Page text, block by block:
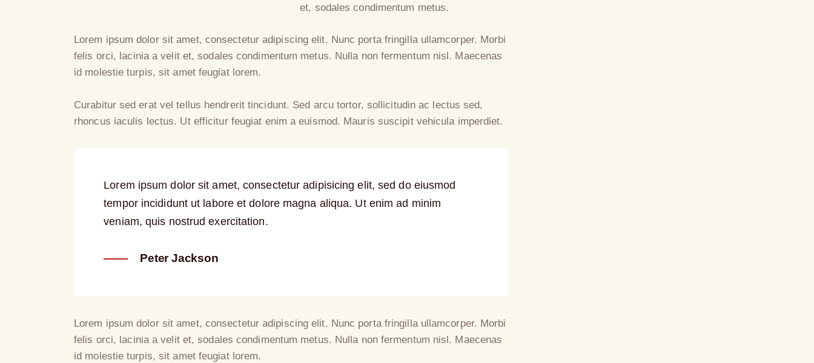
et, sodales condimentum metus.
Lorem ipsum dolor sit amet, consectetur adipiscing elit. Nunc porta fringilla ullamcorper. Morbi
felis orci, lacinia a velit et, sodales condimentum metus. Nulla non fermentum nisl. Maecenas
id molestie turpis, sit amet feugiat lorem.
Curabitur sed erat vel tellus hendrerit tincidunt. Sed arcu tortor, sollicitudin ac lectus sed,
rhoncus iaculis lectus. Ut efficitur feugiat enim a euismod. Mauris suscipit vehicula imperdiet.
Lorem ipsum dolor sit amet, consectetur adipisicing elit, sed do eiusmod
tempor incididunt ut labore et dolore magna aliqua. Ut enim ad minim
veniam, quis nostrud exercitation.
Peter Jackson
Lorem ipsum dolor sit amet, consectetur adipiscing elit. Nunc porta fringilla ullamcorper. Morbi
felis orci, lacinia a velit et, sodales condimentum metus. Nulla non fermentum nisl. Maecenas
id molestie turpis, sit amet feugiat lorem.